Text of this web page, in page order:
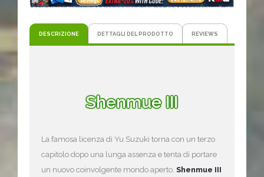
DESCRIZIONE DETTAGLI DEL PRODOTTO REVIEWS
Shenmue III
La famosa licenza di Yu Suzuki torna con un terzo
capitolo dopo una lunga assenza e tenta di portare
un nuovo coinvolgente mondo aperto. Shenmue III